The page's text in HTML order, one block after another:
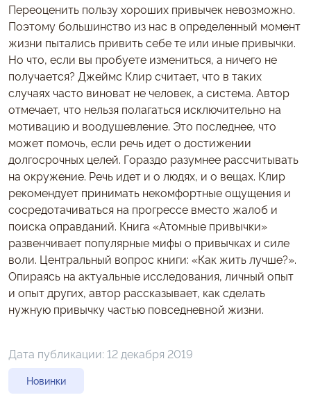
Переоценить пользу хороших привычек невозможно.
Поэтому большинство из нас в определенный момент
жизни пытались привить себе те или иные привычки.
Но что, если вы пробуете измениться, а ничего не
получается? Джеймс Клир считает, что в таких
случаях часто виноват не человек, а система. Автор
отмечает, что нельзя полагаться исключительно на
мотивацию и воодушевление. Это последнее, что
может помочь, если речь идет о достижении
долгосрочных целей. Гораздо разумнее рассчитывать
на окружение. Речь идет и о людях, и о вещах. Клир
рекомендует принимать некомфортные ощущения и
сосредотачиваться на прогрессе вместо жалоб и
поиска оправданий. Книга «Атомные привычки»
развенчивает популярные мифы о привычках и силе
воли. Центральный вопрос книги: «Как жить лучше?».
Опираясь на актуальные исследования, личный опыт
и опыт других, автор рассказывает, как сделать
нужную привычку частью повседневной жизни.
Дата публикации: 12 декабря 2019
Новинки